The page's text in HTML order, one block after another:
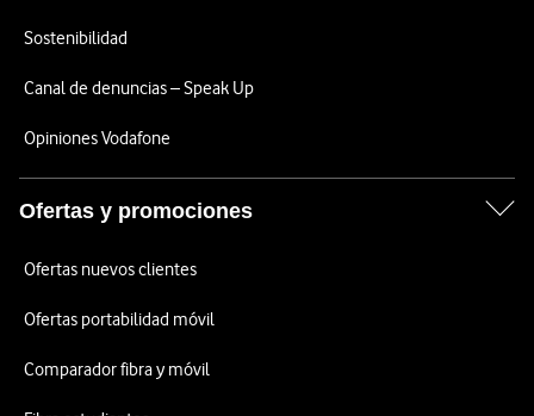
Sostenibilidad
Canal de denuncias – Speak Up
Opiniones Vodafone
Ofertas y promociones
Ofertas nuevos clientes
Ofertas portabilidad móvil
Comparador fibra y móvil